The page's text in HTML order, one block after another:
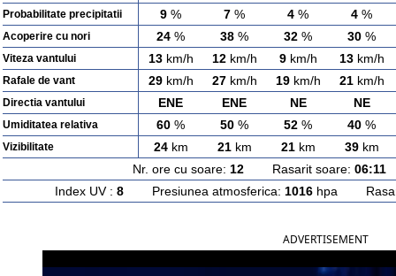
Probabilitate precipitatii 9 % 7 % 4 % 4 %
Acoperire cu nori 24 % 38 % 32 % 30 %
Viteza vantului 13km/h 12km/h 9km/h 13km/h
Rafale de vant 29km/h 27km/h 19km/h 21km/h
Directia vantului ENE ENE NE NE
Umiditatea relativa 60 % 50 % 52 % 40 %
Vizibilitate 24km 21km 21km 39km
Nr. ore cu soare: 12 Rasarit soare: 06:11
Index UV : 8Presiunea atmosferica: 1016hpa
ADVERTISEMENT